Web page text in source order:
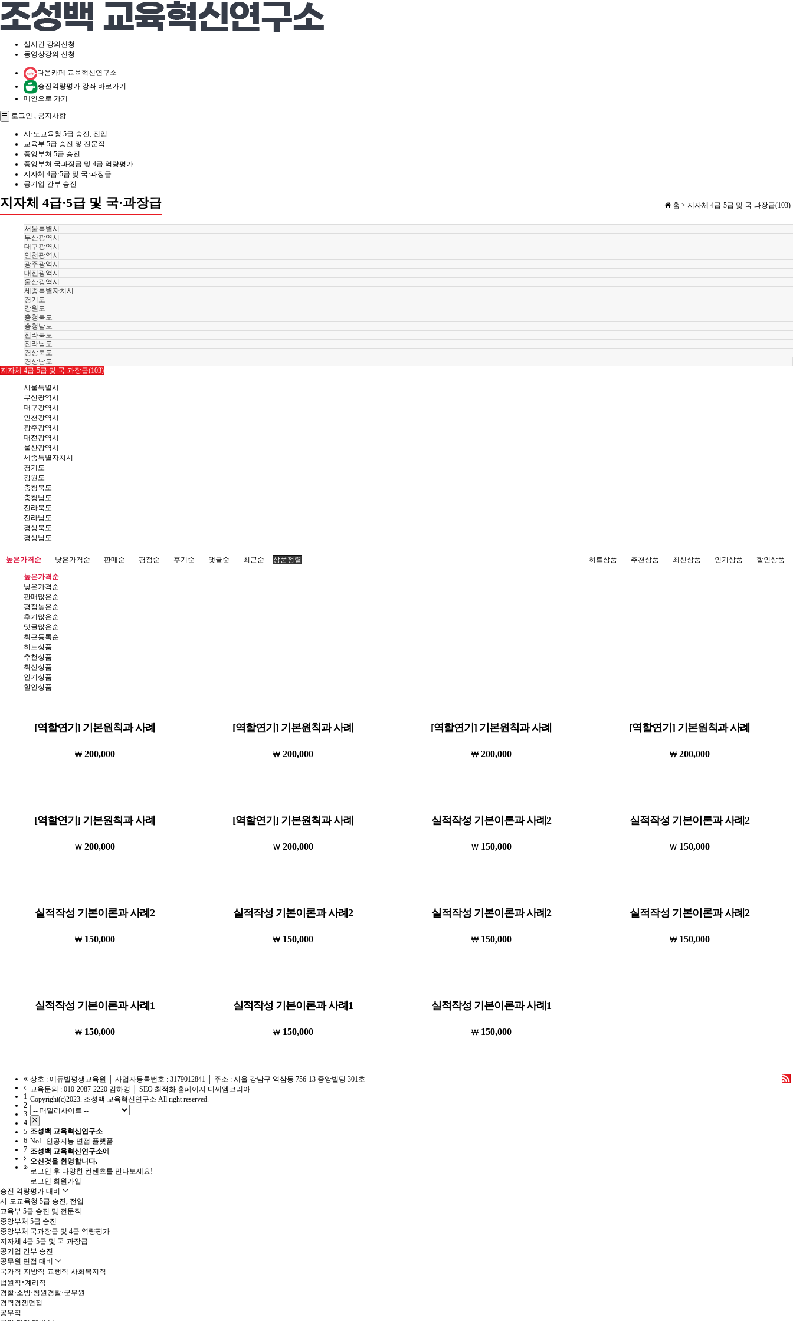
실시간 강의신청
동영상강의 신청
다음카페 교육혁신연구소
승진역량평가 강좌 바로가기
메인으로 가기
로그인 , 공지사항
시·도교육청 5급 승진, 전입
교육부 5급 승진 및 전문직
중앙부처 5급 승진
중앙부처 국과장급 및 4급 역량평가
지자체 4급·5급 및 국·과장급
공기업 간부 승진
홈 > 지자체 4급·5급 및 국·과장급(103)
지자체 4급·5급 및 국·과장급
서울특별시
부산광역시
대구광역시
인천광역시
광주광역시
대전광역시
울산광역시
세종특별자치시
경기도
강원도
충청북도
충청남도
전라북도
전라남도
경상북도
경상남도
지자체 4급·5급 및 국·과장급(103)
서울특별시
부산광역시
대구광역시
인천광역시
광주광역시
대전광역시
울산광역시
세종특별자치시
경기도
강원도
충청북도
충청남도
전라북도
전라남도
경상북도
경상남도
높은가격순 낮은가격순 판매순 평점순 후기순 댓글순 최근순 히트상품 추천상품 최신상품 인기상품 할인상품
상품정렬
높은가격순
낮은가격순
판매많은순
평점높은순
후기많은순
댓글많은순
최근등록순
히트상품
추천상품
최신상품
인기상품
할인상품
[역할연기] 기본원칙과 사례
200,000
[역할연기] 기본원칙과 사례
200,000
[역할연기] 기본원칙과 사례
200,000
[역할연기] 기본원칙과 사례
200,000
[역할연기] 기본원칙과 사례
200,000
[역할연기] 기본원칙과 사례
200,000
실적작성 기본이론과 사례2
150,000
실적작성 기본이론과 사례2
150,000
실적작성 기본이론과 사례2
150,000
실적작성 기본이론과 사례2
150,000
실적작성 기본이론과 사례2
150,000
실적작성 기본이론과 사례2
150,000
실적작성 기본이론과 사례1
150,000
실적작성 기본이론과 사례1
150,000
실적작성 기본이론과 사례1
150,000
1
2
3
4
5
6
7
상호 : 에듀빌평생교육원 │ 사업자등록번호 : 3179012841 │ 주소 : 서울 강남구 역삼동 756-13 중앙빌딩 301호
교육문의 : 010-2087-2220 김하영 │ SEO 최적화 홈페이지 디씨엠코리아
Copyright(c)2023. 조성백 교육혁신연구소 All right reserved.
조성백 교육혁신연구소
No1. 인공지능 면접 플랫폼
조성백 교육혁신연구소에
오신것을 환영합니다.
로그인 후 다양한 컨텐츠를 만나보세요!
로그인 회원가입
승진 역량평가 대비
시·도교육청 5급 승진, 전입
교육부 5급 승진 및 전문직
중앙부처 5급 승진
중앙부처 국과장급 및 4급 역량평가
지자체 4급·5급 및 국·과장급
공기업 간부 승진
공무원 면접 대비
국가직·지방직·교행직·사회복지직
법원직･계리직
경찰·소방·청원경찰·군무원
경력경쟁면접
공무직